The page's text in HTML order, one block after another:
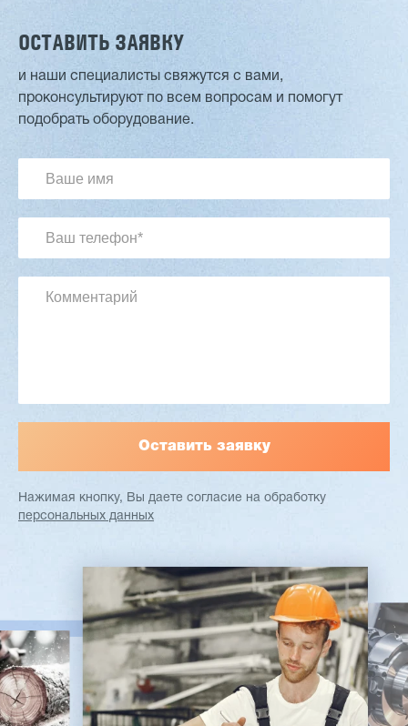
Двухсторонний шипорез MX6015
2 854 839 ₽
Артикул: 2497
Станок проходного типа
ОСТАВИТЬ ЗАЯВКУ
и наши специалисты свяжутся с вами,
проконсультируют по всем вопросам и помогут
подобрать оборудование.
Нажимая кнопку, Вы даете согласие на обработку
персональных данных